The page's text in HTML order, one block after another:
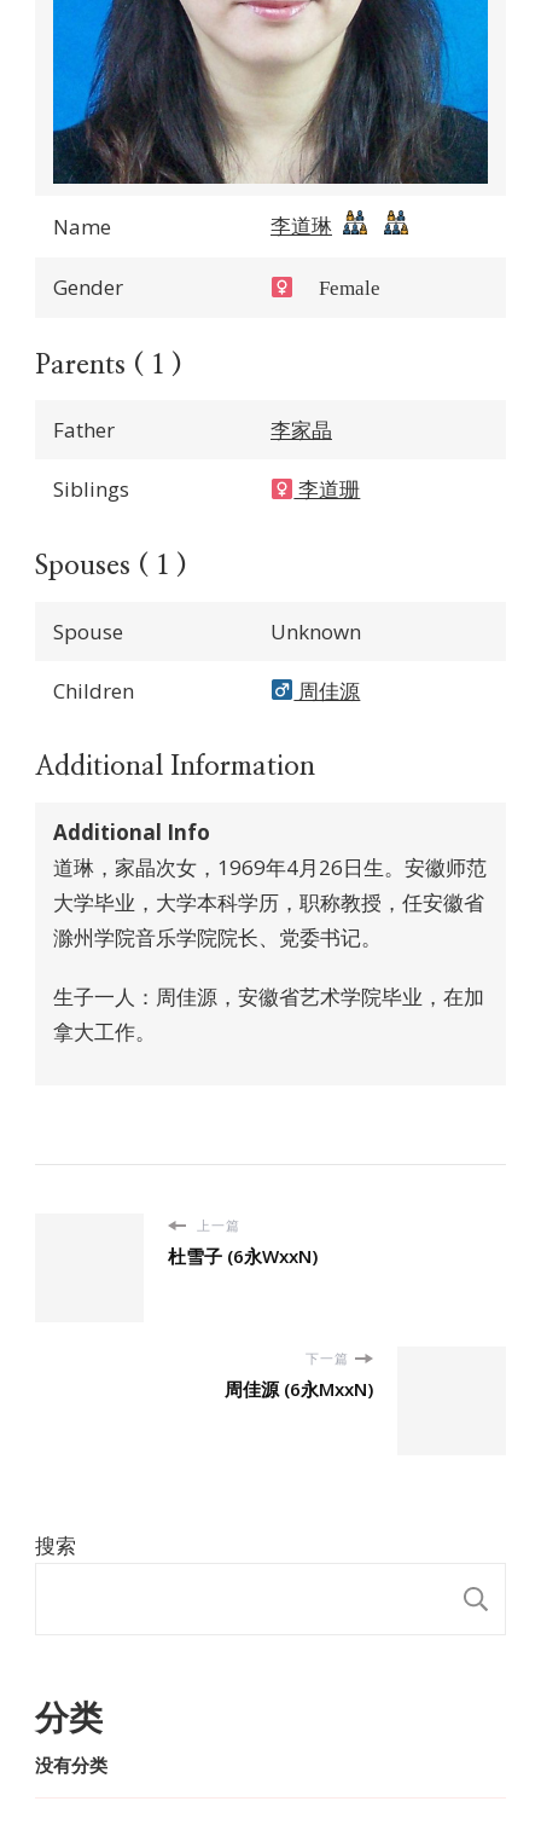
Name 李道琳
Gender Female
Parents ( 1 )
Father 李家晶
Siblings 李道珊
Spouses ( 1 )
Spouse Unknown
Children 周佳源
Additional Information
Additional Info
道琳，家晶次女，1969年4月26日生。安徽师范
大学毕业，大学本科学历，职称教授，任安徽省
滁州学院音乐学院院长、党委书记。
生子一人：周佳源，安徽省艺术学院毕业，在加
拿大工作。
上一篇
杜雪子 (6永WxxN)
下一篇
周佳源 (6永MxxN)
搜索
分类
没有分类